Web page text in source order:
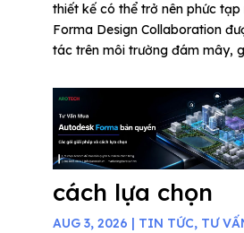
thiết kế có thể trở nên phức
Forma Design Collaboration
tác trên môi trường đám mây,
cách lựa chọn
AUG 3, 2026 | TIN TỨC, TƯ